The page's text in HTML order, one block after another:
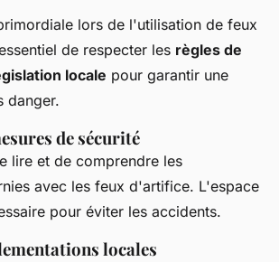
lors de l'utilisation de feux
de respecter les règles de
locale pour garantir une
danger.
de sécurité
lire et de comprendre les
avec les feux d'artifice. L'espace
pour éviter les accidents.
locales